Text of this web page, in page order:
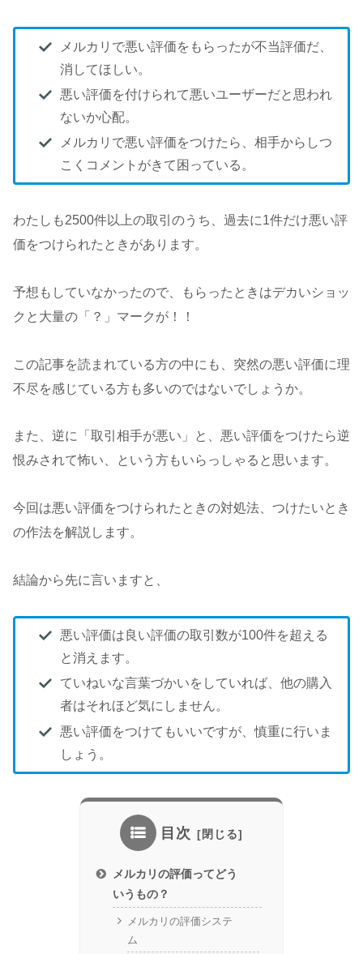
メルカリで悪い評価をもらったが不当評価だ、
消してほしい。
悪い評価を付けられて悪いユーザーだと思われ
ないか心配。
メルカリで悪い評価をつけたら、相手からしつ
こくコメントがきて困っている。
わたしも2500件以上の取引のうち、過去に1件だけ悪い評
価をつけられたときがあります。
予想もしていなかったので、もらったときはデカいショッ
クと大量の「？」マークが！！
この記事を読まれている方の中にも、突然の悪い評価に理
不尽を感じている方も多いのではないでしょうか。
また、逆に「取引相手が悪い」と、悪い評価をつけたら逆
恨みされて怖い、という方もいらっしゃると思います。
今回は悪い評価をつけられたときの対処法、つけたいとき
の作法を解説します。
結論から先に言いますと、
悪い評価は良い評価の取引数が100件を超える
と消えます。
ていねいな言葉づかいをしていれば、他の購入
者はそれほど気にしません。
悪い評価をつけてもいいですが、慎重に行いま
しょう。
目次
メルカリの評価ってどう
いうもの？
メルカリの評価システ
ム